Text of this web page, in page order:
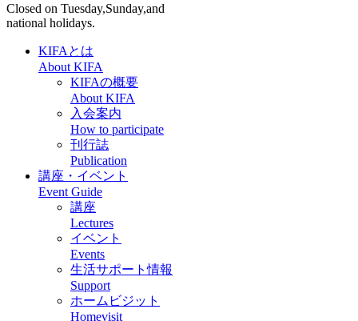
Closed on Tuesday,Sunday,and
national holidays.
KIFAとは
About KIFA
KIFAの概要
About KIFA
入会案内
How to participate
刊行誌
Publication
講座・イベント
Event Guide
講座
Lectures
イベント
Events
生活サポート情報
Support
ホームビジット
Homevisit